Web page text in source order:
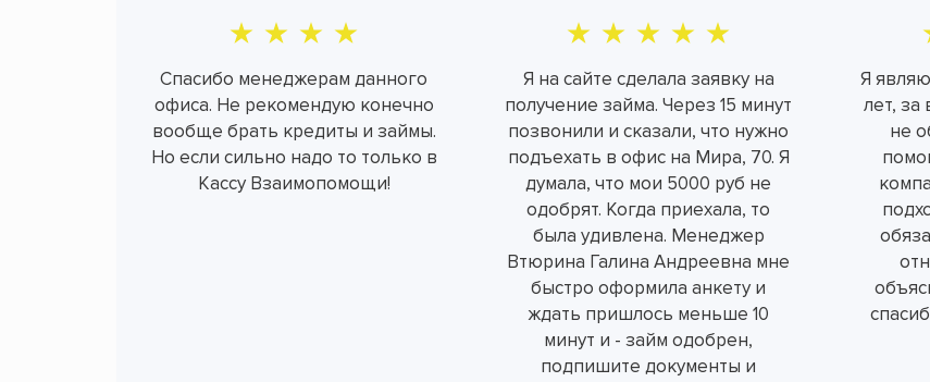
Спасибо менеджерам данного
офиса. Не рекомендую конечно
вообще брать кредиты и займы.
Но если сильно надо то только в
Кассу Взаимопомощи!
Я на сайте сделала заявку на
получение займа. Через 15 минут
позвонили и сказали, что нужно
подъехать в офис на Мира, 70. Я
думала, что мои 5000 руб не
одобрят. Когда приехала, то
была удивлена. Менеджер
Втюрина Галина Андреевна мне
быстро оформила анкету и
ждать пришлось меньше 10
минут и - займ одобрен,
подпишите документы и
Я
лет, за
не